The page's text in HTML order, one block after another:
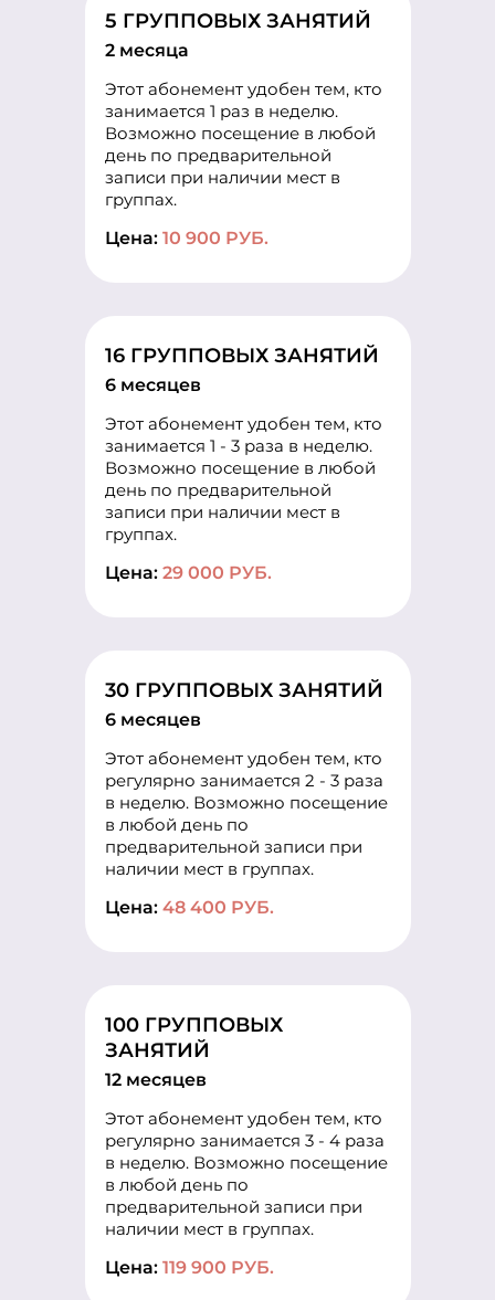
5 ГРУППОВЫХ ЗАНЯТИЙ
2 месяца
Этот абонемент удобен тем, кто
занимается 1 раз в неделю.
Возможно посещение в любой
день по предварительной
записи при наличии мест в
группах.
Цена: 10 900 РУБ.
16 ГРУППОВЫХ ЗАНЯТИЙ
6 месяцев
Этот абонемент удобен тем, кто
занимается 1 - 3 раза в неделю.
Возможно посещение в любой
день по предварительной
записи при наличии мест в
группах.
Цена: 29 000 РУБ.
30 ГРУППОВЫХ ЗАНЯТИЙ
6 месяцев
Этот абонемент удобен тем, кто
регулярно занимается 2 - 3 раза
в неделю. Возможно посещение
в любой день по
предварительной записи при
наличии мест в группах.
Цена: 48 400 РУБ.
100 ГРУППОВЫХ
ЗАНЯТИЙ
12 месяцев
Этот абонемент удобен тем, кто
регулярно занимается 3 - 4 раза
в неделю. Возможно посещение
в любой день по
предварительной записи при
наличии мест в группах.
Цена: 119 900 РУБ.